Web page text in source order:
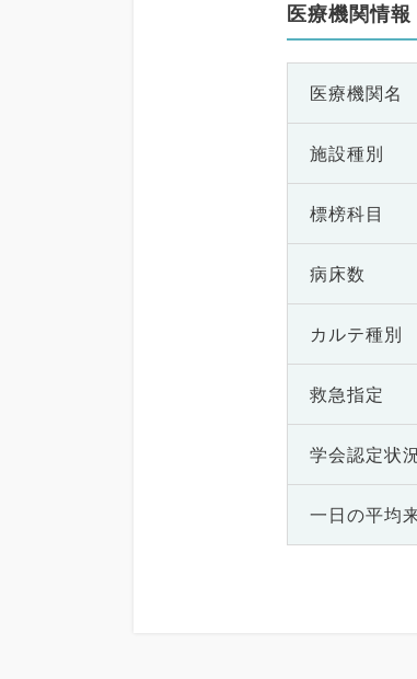
医療機関情報
医療機関名
施設種別
標榜科目
病床数
カルテ種別
救急指定
学会認定状
一日の平均